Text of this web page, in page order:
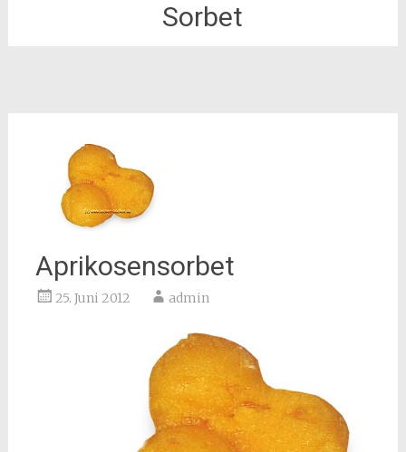
Sorbet
Aprikosensorbet
25. Juni 2012 admin